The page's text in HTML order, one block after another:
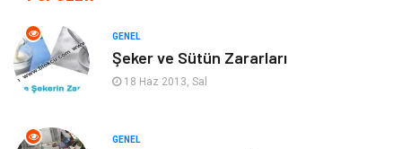
Otomotiv
Gıda
GENEL
Şeker ve Sütün Zararları
18 Haz 2013, Sal
GENEL